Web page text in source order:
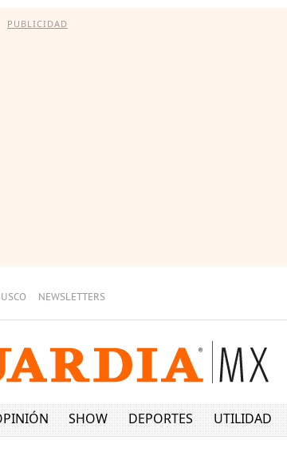
PUBLICIDAD
NEWSLETTERS
SHOW DEPORTES UTILIDAD